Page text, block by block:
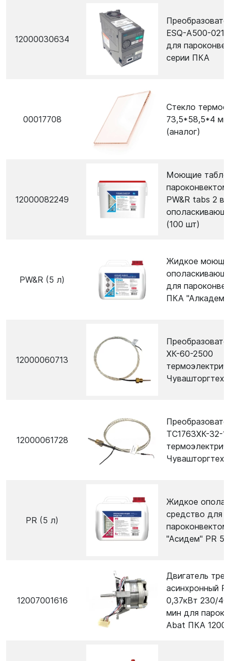
12000030634
ESQ-A500-
для
серии ПКА
00017708
Стекло
73,5*58,5*4 мм
(аналог)
12000082249
Моющие
PW&R tabs 2 в
(100 шт)
PW&R (5 л)
Жидкое
для
ПКА "Алкадем"
12000060713
ХК-60-2500
12000061728
ТС1763ХК-32-
PR (5 л)
Жидкое
средство для
"Асидем" PR 5л
12007001616
Двигатель
асинхронный
0,37кВт 230/
мин для
Abat ПКА